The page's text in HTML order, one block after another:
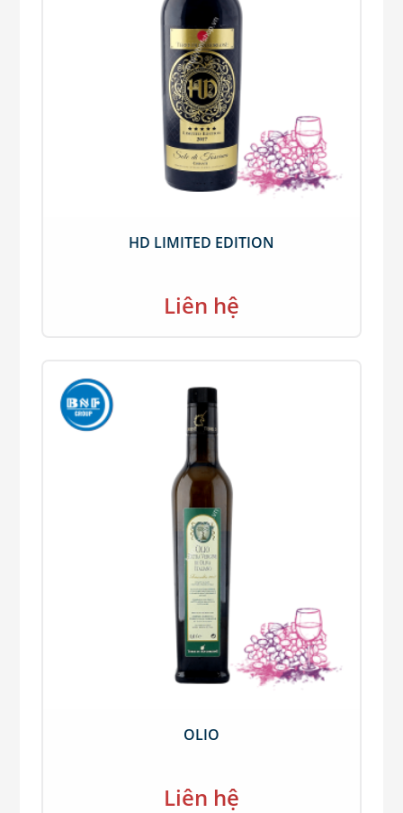
HD LIMITED EDITION
Liên hệ
OLIO
Liên hệ